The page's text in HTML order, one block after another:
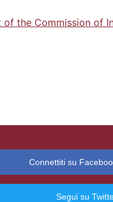
of the Commission of
Connettiti su
Segui su